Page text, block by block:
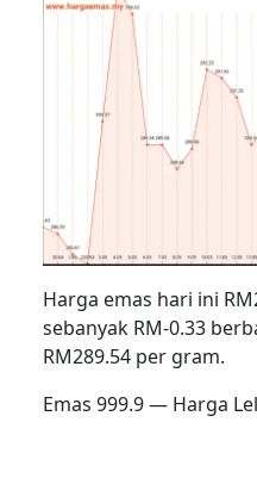
Harga emas hari ini
sebanyak RM-0.33
RM289.54 per gram.
Emas 999.9 — Harga